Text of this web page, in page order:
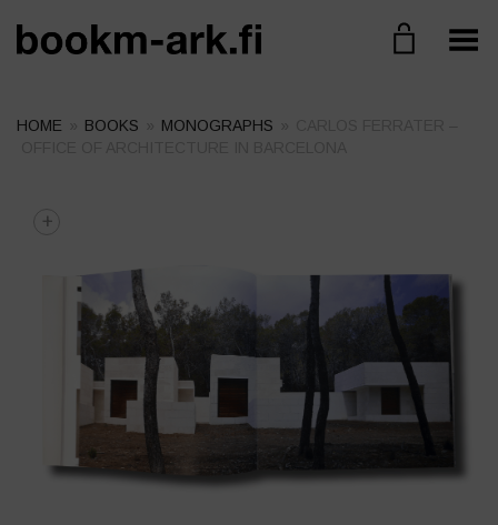
Toggle Menu
HOME BOOKS MONOGRAPHS
+